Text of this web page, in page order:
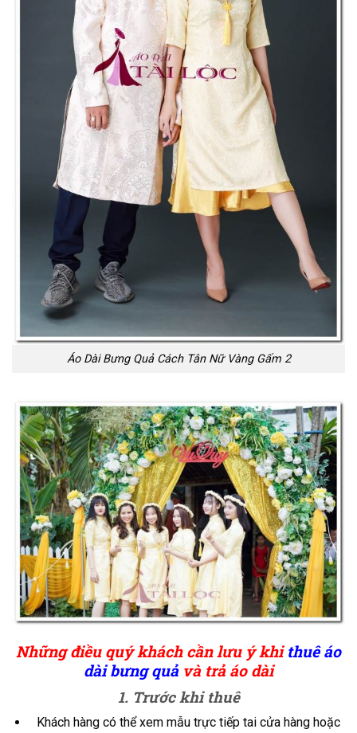
Áo Dài Bưng Quả Cách Tân Nữ Vàng Gấm 2
Những điều quý khách cần lưu ý khi thuê áo
dài bưng quảvà trả áo dài
1. Trước khi thuê
Khách hàng có thể xem mẫu trực tiếp tai cửa hàng hoặc